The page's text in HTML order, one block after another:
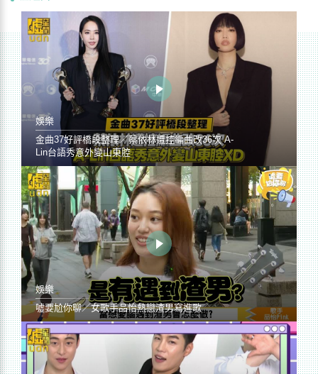
娛樂
金曲37好評橋段整理／蔡依林遭控編曲改36次 A-
Lin台語秀意外變山東腔
娛樂
噓要尬你聊／女歌手品怡熱戀渣男寫進歌